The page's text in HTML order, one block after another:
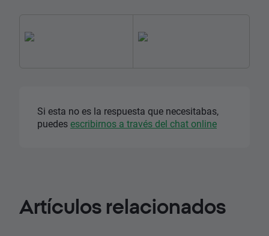
Si esta no es la respuesta que necesitabas,
puedesescribirnos a través del chat online
Artículos relacionados